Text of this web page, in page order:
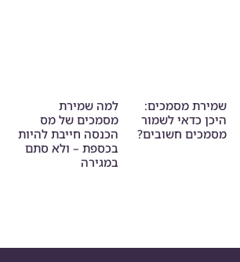
שמירת מסמכים:
היכן כדאי לשמור
מסמכים חשובים?
למה שמירת
מסמכים של מס
הכנסה חייבת להיות
בכספת – ולא סתם
במגירה